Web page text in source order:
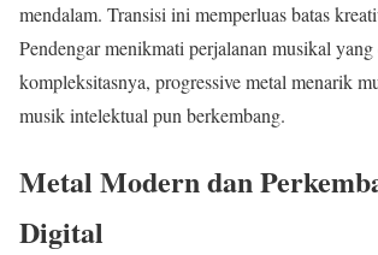
mendalam. Transisi ini memperluas batas
Pendengar menikmati perjalanan musikal
kompleksitasnya, progressive metal menarik
musik intelektual pun berkembang.
Metal Modern dan
Digital